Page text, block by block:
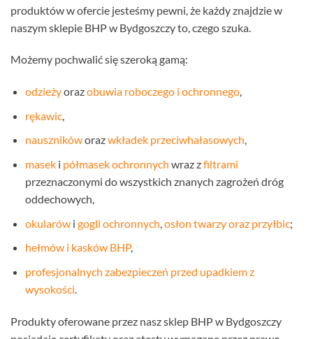
produktów w ofercie jesteśmy pewni, że każdy znajdzie w
naszym sklepie BHP w Bydgoszczy to, czego szuka.
Możemy pochwalić się szeroką gamą:
odzieżyorazobuwia roboczego i ochronnego,
rękawic,
nausznikóworazwkładek przeciwhałasowych,
maseki półmasek ochronnych wraz zfiltrami
przeznaczonymi do wszystkich znanych zagrożeń dróg
oddechowych,
okularówi gogli ochronnych osłon twarzy oraz przyłbic;
hełmów i kasków BHP,
profesjonalnych zabezpieczeń przed upadkiem z
wysokości
Produkty oferowane przez nasz sklep BHP w Bydgoszczy